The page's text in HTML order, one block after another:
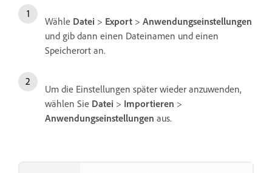
Wähle Datei > Export > Anwendungseinstellungen
und gib dann einen Dateinamen und einen
Speicherort an.
Um die Einstellungen später wieder anzuwenden,
wählen Sie Datei > Importieren >
Anwendungseinstellungen aus.